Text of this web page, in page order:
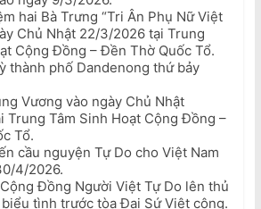
hai Bà Trưng “Tri Ân Phụ Nữ Việt
Chủ Nhật 22/3/2026 tại Trung
Cộng Đồng – Đền Thờ Quốc Tổ.
thành phố Dandenong thứ bảy
Vương vào ngày Chủ Nhật
Trung Tâm Sinh Hoạt Cộng Đồng –
Tổ.
cầu nguyện Tự Do cho Việt Nam
4/2026.
Đồng Người Việt Tự Do lên thủ
tình trước tòa Đại Sứ Việt cộng.